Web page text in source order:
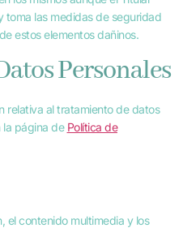
toma las medidas de seguridad
estos elementos dañinos.
Personales
relativa al tratamiento de datos
la página de Política de
el contenido multimedia y los